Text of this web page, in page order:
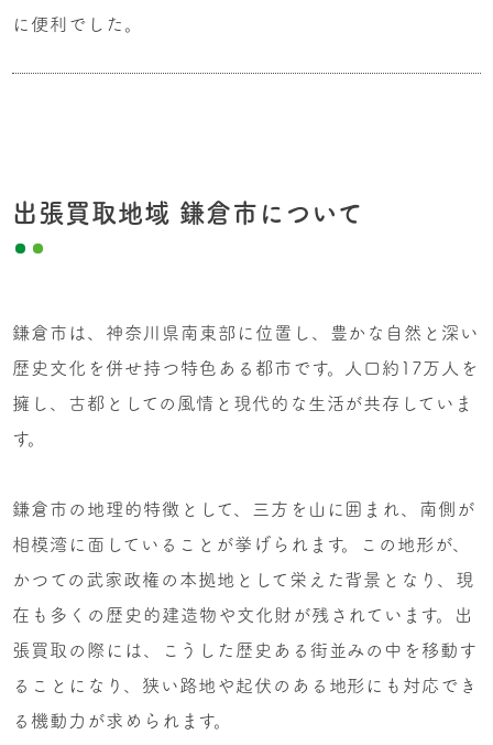
に便利でした。
出張買取地域 鎌倉市について
鎌倉市は、神奈川県南東部に位置し、豊かな自然と深い
歴史文化を併せ持つ特色ある都市です。人口約17万人を
擁し、古都としての風情と現代的な生活が共存していま
す。
鎌倉市の地理的特徴として、三方を山に囲まれ、南側が
相模湾に面していることが挙げられます。この地形が、
かつての武家政権の本拠地として栄えた背景となり、現
在も多くの歴史的建造物や文化財が残されています。出
張買取の際には、こうした歴史ある街並みの中を移動す
ることになり、狭い路地や起伏のある地形にも対応でき
る機動力が求められます。